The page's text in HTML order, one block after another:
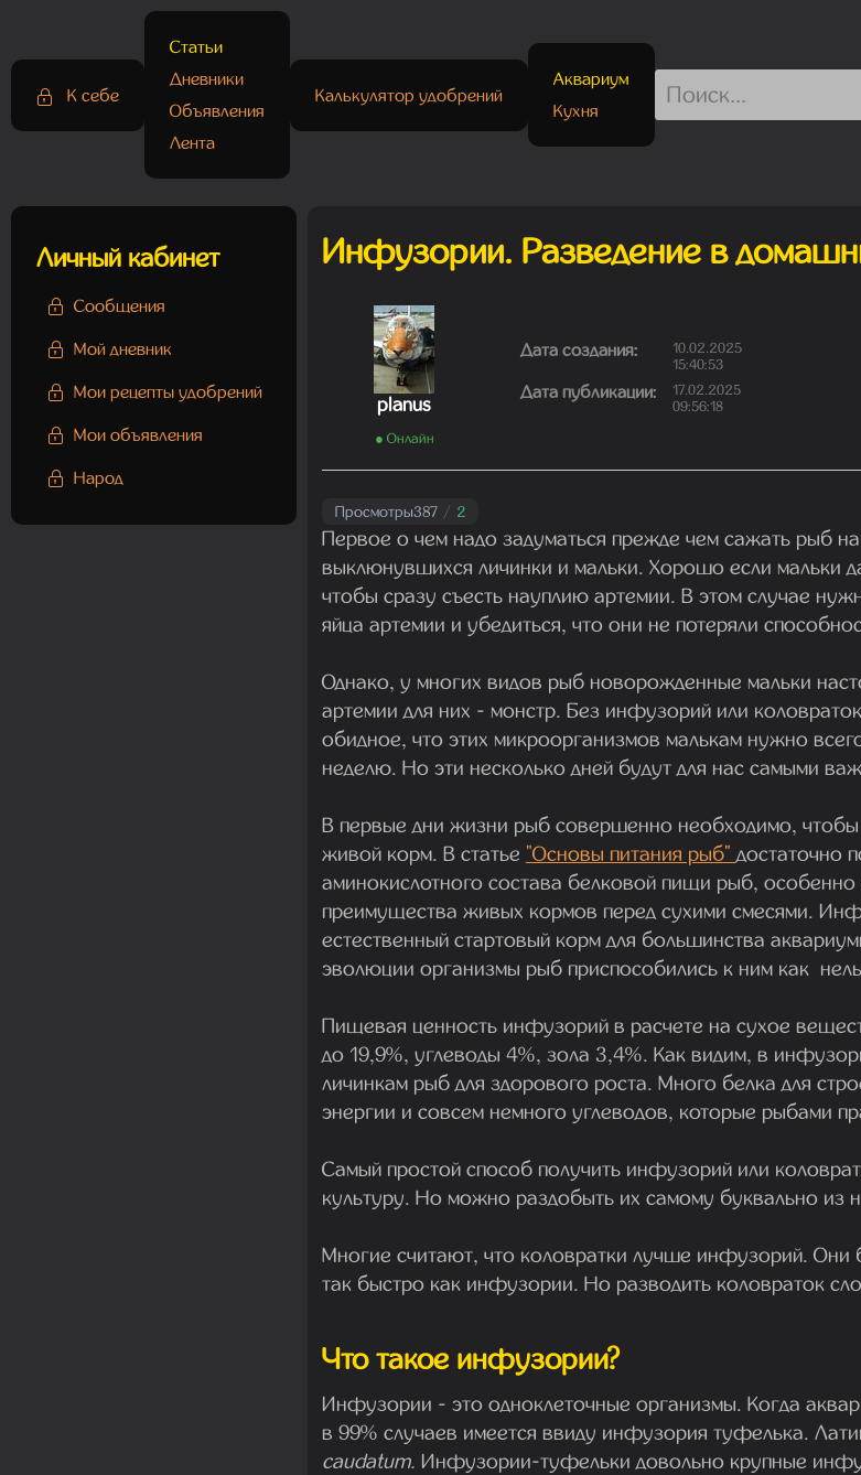
К себе
Статьи
Дневники
Объявления
Лента
Калькулятор удобрений
Аквариум
Кухня
Личный кабинет
Сообщения
Мой дневник
Мои рецепты удобрений
Мои объявления
Народ
Инфузории. Разведение в
planus
● Онлайн
Дата создания:
10.02.2025
15:40:53
Дата публикации:
17.02.2025
09:56:18
Просмотры387 / 2
Первое о чем надо задуматься прежде чем сажать рыб
выклюнувшихся личинки и мальки. Хорошо если мальки
чтобы сразу съесть науплию артемии. В этом случае
яйца артемии и убедиться, что они не потеряли
Однако, у многих видов рыб новорожденные мальки
артемии для них - монстр. Без инфузорий или
обидное, что этих микроорганизмов малькам нужно
неделю. Но эти несколько дней будут для нас самыми
В первые дни жизни рыб совершенно необходимо,
живой корм. В статье "Основы питания рыб"достаточно
аминокислотного состава белковой пищи рыб, особенно
преимущества живых кормов перед сухими смесями.
естественный стартовый корм для большинства
эволюции организмы рыб приспособились к ним как
Пищевая ценность инфузорий в расчете на сухое
до 19,9%, углеводы 4%, зола 3,4%. Как видим, в
личинкам рыб для здорового роста. Много белка для
энергии и совсем немного углеводов, которые рыбами
Самый простой способ получить инфузорий или
культуру. Но можно раздобыть их самому буквально из
Многие считают, что коловратки лучше инфузорий. Они
так быстро как инфузории. Но разводить коловраток
Что такое инфузории?
Инфузории - это одноклеточные организмы. Когда
в 99% случаев имеется ввиду инфузория туфелька.
caudatum. Инфузории-туфельки довольно крупные